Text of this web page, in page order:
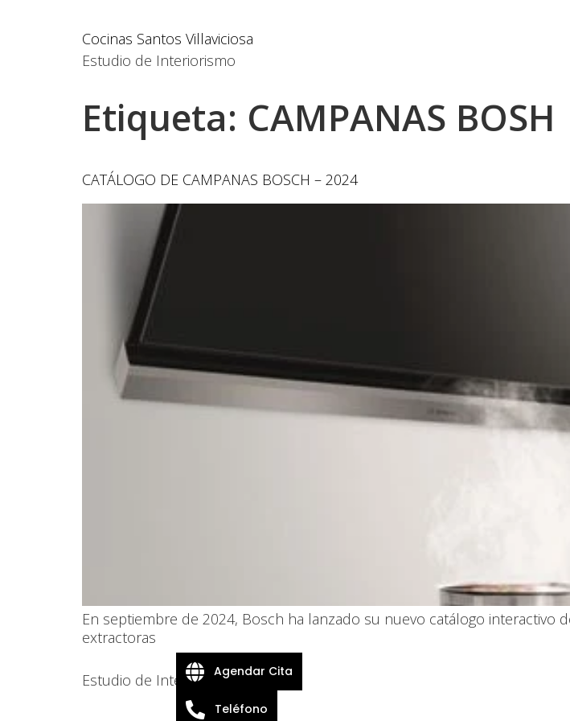
Cocinas Santos Villaviciosa
Estudio de Interiorismo
Etiqueta: CAMPANAS BOSH
CATÁLOGO DE CAMPANAS BOSCH – 2024
En septiembre de 2024, Bosch ha lanzado su nuevo catálogo interactivo
extractoras
Estudio de InteriorismoAgendar Cita
Teléfono